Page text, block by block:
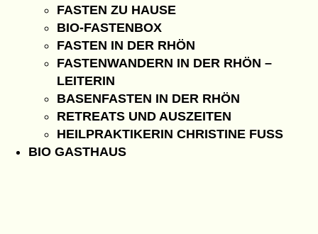
FASTEN ZU HAUSE
BIO-FASTENBOX
FASTEN IN DER RHÖN
FASTENWANDERN IN DER RHÖN –
LEITERIN
BASENFASTEN IN DER RHÖN
RETREATS UND AUSZEITEN
HEILPRAKTIKERIN CHRISTINE FUSS
BIO GASTHAUS